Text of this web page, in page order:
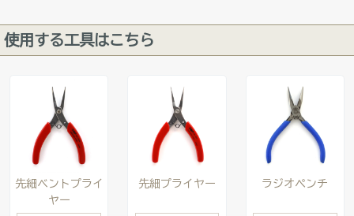
使用する工具はこちら
先細ベントプライ
ヤー
先細プライヤー ラジオペンチ